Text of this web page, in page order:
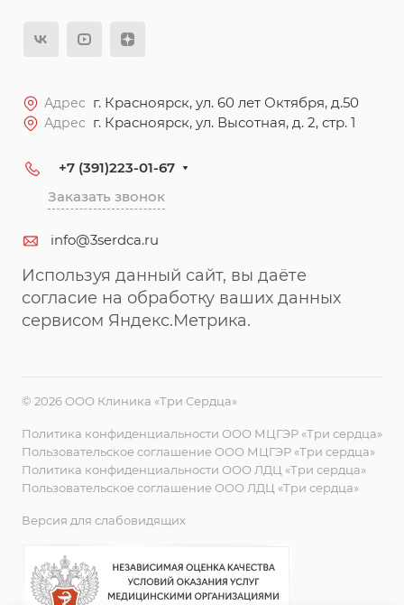
Адрес г. Красноярск, ул. 60 лет Октября, д.50
Адрес г. Красноярск, ул. Высотная, д. 2, стр. 1
+7 (391)223-01-67
Заказать звонок
info@3serdca.ru
Используя данный сайт, вы даёте
согласие на обработку ваших данных
сервисом Яндекс.Метрика.
© 2026 ООО Клиника «Три Сердца»
Политика конфиденциальности ООО МЦГЭР «Три сердца»
Пользовательское соглашение ООО МЦГЭР «Три сердца»
Политика конфиденциальности ООО ЛДЦ «Три сердца»
Пользовательское соглашение ООО ЛДЦ «Три сердца»
Версия для слабовидящих